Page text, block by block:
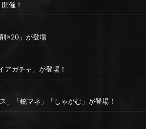
催！
×20」が登場
アガチャ」が登場！
」「銃マネ」「しゃがむ」が登場！